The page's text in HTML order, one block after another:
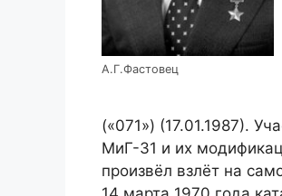
А.Г.Фастовец
(«071») (17.01.1987).
МиГ-31 и их
произвёл взлёт на